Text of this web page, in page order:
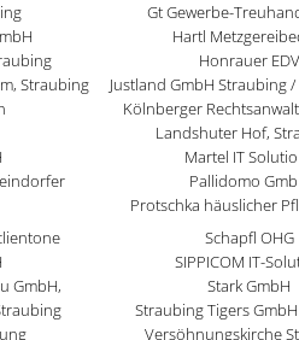
Gt Gewerbe-
Hartl
Honrauer EDV
Straubing
Justland GmbH Straubing
Kölnberger
Landshuter Hof,
Martel IT
Pallidomo
Protschka häuslicher
Schapfl OHG
SIPPICOM IT-
GmbH,
Stark GmbH
Straubing Tigers
Versöhnungskirche